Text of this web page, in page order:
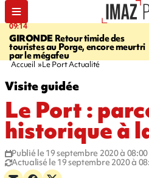
09:14
GIRONDE Retour timide des
touristes au Porge, encore meurtri
par le mégafeu
Accueil Le Port Actualité
Visite guidée
Le Port :
historique à
Publié le 19 septembre 2020 à 08:00
Actualisé le 19 septembre 2020 à